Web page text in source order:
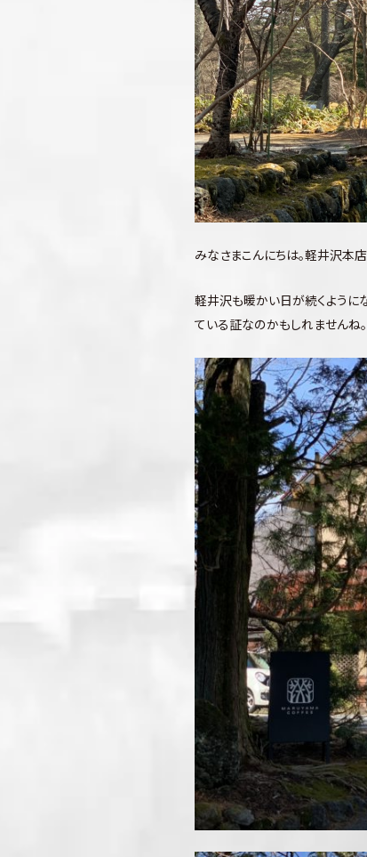
みなさまこんにちは。軽井沢本
軽井沢も暖かい日が続くように
ている証なのかもしれませんね。